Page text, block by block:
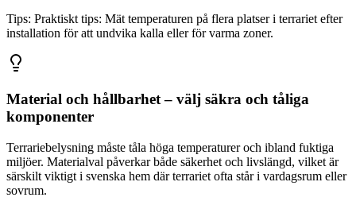
Tips: Praktiskt tips: Mät temperaturen på flera platser i terrariet efter
installation för att undvika kalla eller för varma zoner.
Material och hållbarhet – välj säkra och tåliga
komponenter
Terrariebelysning måste tåla höga temperaturer och ibland fuktiga
miljöer. Materialval påverkar både säkerhet och livslängd, vilket är
särskilt viktigt i svenska hem där terrariet ofta står i vardagsrum eller
sovrum.